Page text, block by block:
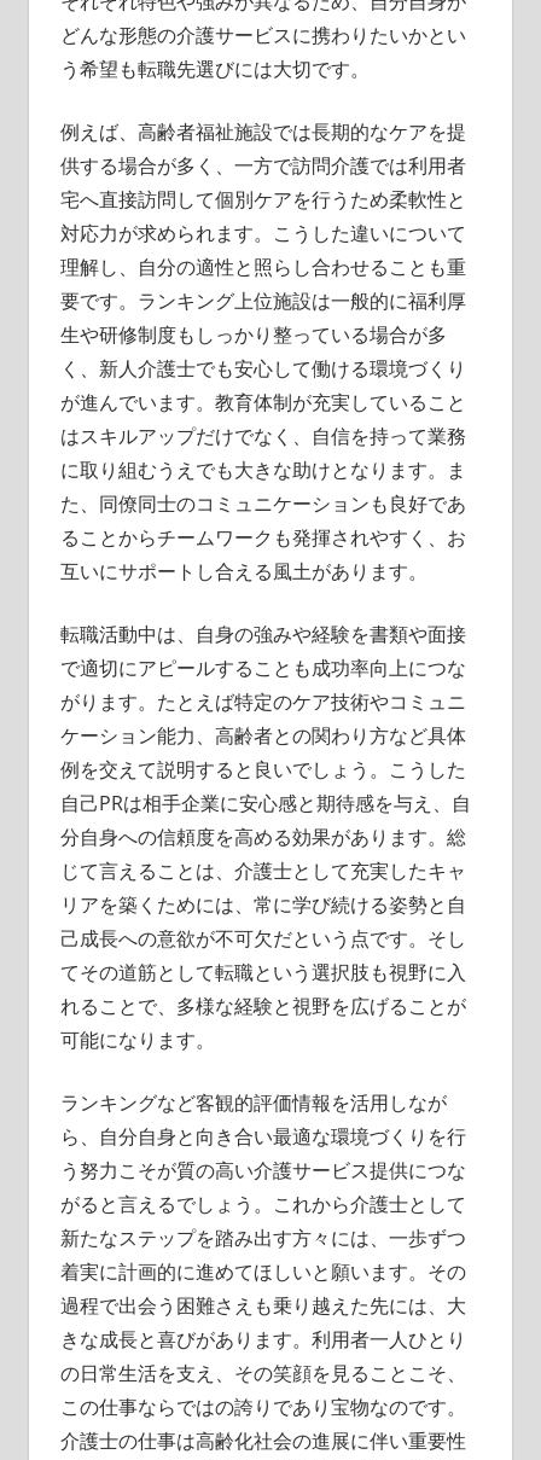
どんな形態の介護サービスに携わりたいかとい
う希望も転職先選びには大切です。
例えば、高齢者福祉施設では長期的なケアを提
供する場合が多く、一方で訪問介護では利用者
宅へ直接訪問して個別ケアを行うため柔軟性と
対応力が求められます。こうした違いについて
理解し、自分の適性と照らし合わせることも重
要です。ランキング上位施設は一般的に福利厚
生や研修制度もしっかり整っている場合が多
く、新人介護士でも安心して働ける環境づくり
が進んでいます。教育体制が充実していること
はスキルアップだけでなく、自信を持って業務
に取り組むうえでも大きな助けとなります。ま
た、同僚同士のコミュニケーションも良好であ
ることからチームワークも発揮されやすく、お
互いにサポートし合える風土があります。
転職活動中は、自身の強みや経験を書類や面接
で適切にアピールすることも成功率向上につな
がります。たとえば特定のケア技術やコミュニ
ケーション能力、高齢者との関わり方など具体
例を交えて説明すると良いでしょう。こうした
自己PRは相手企業に安心感と期待感を与え、自
分自身への信頼度を高める効果があります。総
じて言えることは、介護士として充実したキャ
リアを築くためには、常に学び続ける姿勢と自
己成長への意欲が不可欠だという点です。そし
てその道筋として転職という選択肢も視野に入
れることで、多様な経験と視野を広げることが
可能になります。
ランキングなど客観的評価情報を活用しなが
ら、自分自身と向き合い最適な環境づくりを行
う努力こそが質の高い介護サービス提供につな
がると言えるでしょう。これから介護士として
新たなステップを踏み出す方々には、一歩ずつ
着実に計画的に進めてほしいと願います。その
過程で出会う困難さえも乗り越えた先には、大
きな成長と喜びがあります。利用者一人ひとり
の日常生活を支え、その笑顔を見ることこそ、
この仕事ならではの誇りであり宝物なのです。
介護士の仕事は高齢化社会の進展に伴い重要性